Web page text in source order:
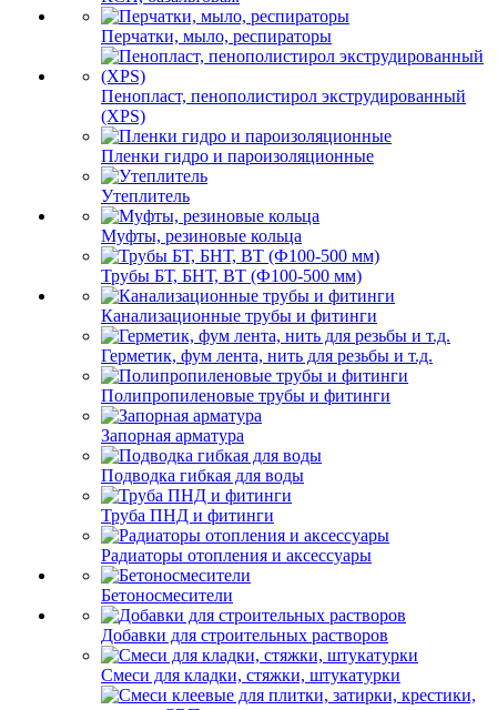
Перчатки, мыло, респираторы
Пенопласт, пенополистирол экструдированный
(XPS)
Пленки гидро и пароизоляционные
Утеплитель
Муфты, резиновые кольца
Трубы БТ, БНТ, ВТ (Ф100-500 мм)
Канализационные трубы и фитинги
Герметик, фум лента, нить для резьбы и т.д.
Полипропиленовые трубы и фитинги
Запорная арматура
Подводка гибкая для воды
Труба ПНД и фитинги
Радиаторы отопления и аксессуары
Бетоносмесители
Добавки для строительных растворов
Смеси для кладки, стяжки, штукатурки